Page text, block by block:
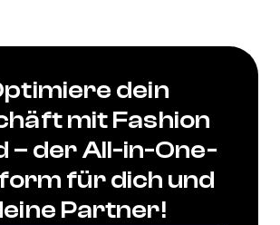
dein
mit Fashion
– der All-in-One-
für dich und
Partner!